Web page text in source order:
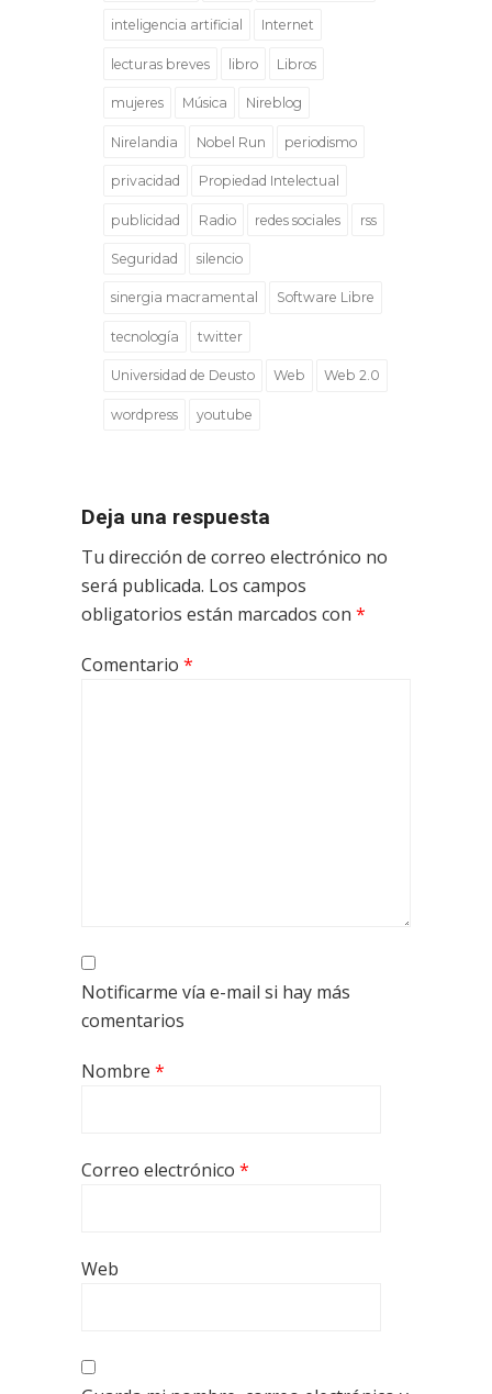
inteligencia artificial Internet
lecturas breves libro Libros
mujeres Música Nireblog
Nirelandia Nobel Run periodismo
privacidad Propiedad Intelectual
publicidad Radio redes sociales rss
Seguridad silencio
sinergia macramental Software Libre
tecnología twitter
Universidad de Deusto Web Web 2.0
wordpress youtube
Deja una respuesta
Tu dirección de correo electrónico no
será publicada. Los campos
obligatorios están marcados con *
Comentario *
Notificarme vía e-mail si hay más
comentarios
Nombre *
Correo electrónico *
Web